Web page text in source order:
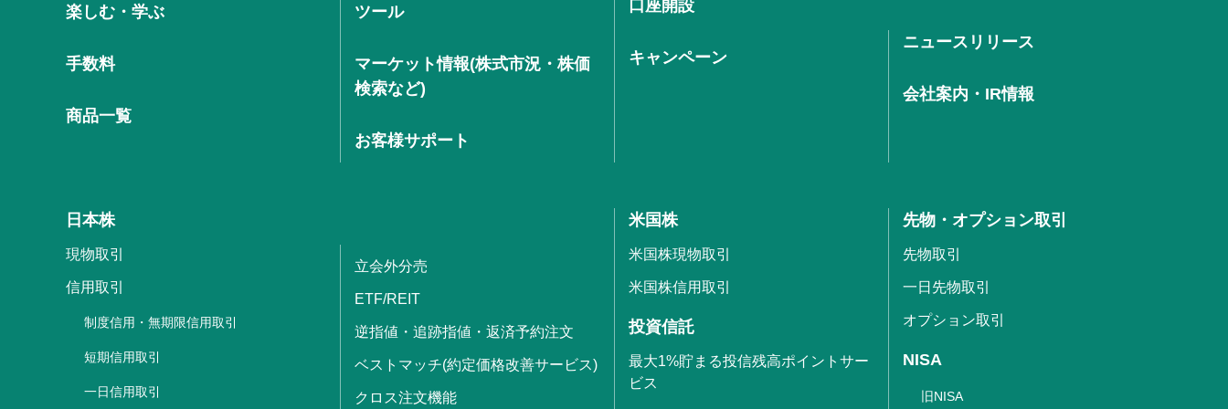
楽しむ・学ぶ
手数料
商品一覧
ツール
マーケット情報(株式市況・株価
検索など)
お客様サポート
口座開設
キャンペーン
ニュースリリース
会社案内・IR情報
日本株
現物取引
信用取引
制度信用・無期限信用取引
短期信用取引
一日信用取引
立会外分売
ETF/REIT
逆指値・追跡指値・返済予約注文
ベストマッチ(約定価格改善サービス)
クロス注文機能
米国株
米国株現物取引
米国株信用取引
投資信託
最大1%貯まる投信残高ポイントサー
ビス
先物・オプション取引
先物取引
一日先物取引
オプション取引
NISA
旧NISA